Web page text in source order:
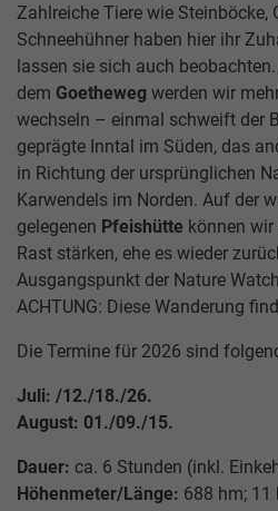
TOP OF INNSBRUCK
ANGEBOTE
EVENTS
GASTRONOMIE
HAFELEKARBAHN
ARCHITEKTUR
SOMMER
WINTER
SHOP
RESTAURANT
SEEGRUBE
TOP
OF
INNSBRUCK
BAHNTICKETS
PACKAGES
GUTSCHEINE
KONTAKT
TARIFE
PARTNER
JOBS
Zahlreiche Tiere wie Steinböcke,
Schneehühner haben hier ihr
lassen sie sich auch
dem Goetheweg werden wir
wechseln – einmal schweift der
geprägte Inntal im Süden, das
in Richtung der ursprünglichen
Karwendels im Norden. Auf der
gelegenen Pfeishütte können
Rast stärken, ehe es wieder
Ausgangspunkt der Nature
ACHTUNG: Diese Wanderung
Die Termine für 2026 sind
Juli: /12./18./26.
August: 01./09./15.
Dauer: ca. 6 Stunden (inkl.
Höhenmeter/Länge: 688 hm; 11